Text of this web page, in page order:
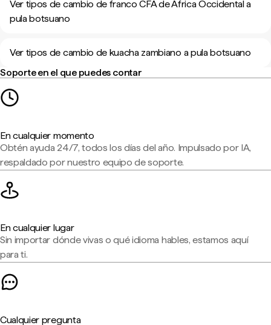
Ver tipos de cambio de franco CFA de África Occidental a
pula botsuano
Ver tipos de cambio de kuacha zambiano a pula botsuano
Soporte en el que puedes contar
En cualquier momento
Obtén ayuda 24/7, todos los días del año. Impulsado por IA,
respaldado por nuestro equipo de soporte.
En cualquier lugar
Sin importar dónde vivas o qué idioma hables, estamos aquí
para ti.
Cualquier pregunta